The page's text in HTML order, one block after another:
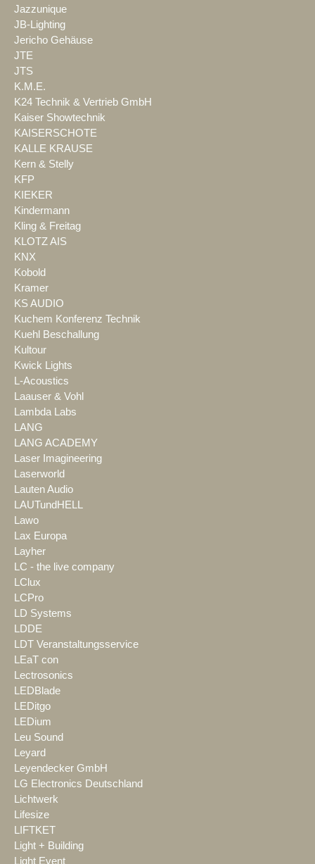
Jazzunique
JB-Lighting
Jericho Gehäuse
JTE
JTS
K.M.E.
K24 Technik & Vertrieb GmbH
Kaiser Showtechnik
KAISERSCHOTE
KALLE KRAUSE
Kern & Stelly
KFP
KIEKER
Kindermann
Kling & Freitag
KLOTZ AIS
KNX
Kobold
Kramer
KS AUDIO
Kuchem Konferenz Technik
Kuehl Beschallung
Kultour
Kwick Lights
L-Acoustics
Laauser & Vohl
Lambda Labs
LANG
LANG ACADEMY
Laser Imagineering
Laserworld
Lauten Audio
LAUTundHELL
Lawo
Lax Europa
Layher
LC - the live company
LClux
LCPro
LD Systems
LDDE
LDT Veranstaltungsservice
LEaT con
Lectrosonics
LEDBlade
LEDitgo
LEDium
Leu Sound
Leyard
Leyendecker GmbH
LG Electronics Deutschland
Lichtwerk
Lifesize
LIFTKET
Light + Building
Light Event